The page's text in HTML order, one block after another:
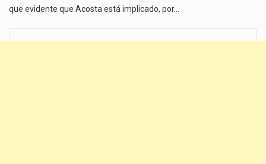
que evidente que Acosta está implicado, por…